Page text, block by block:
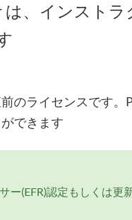
は、インストラ
のライセンスです。
できます
ー(EFR)認定もしくは更